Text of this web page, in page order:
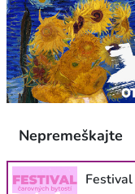
Nepremeškajte